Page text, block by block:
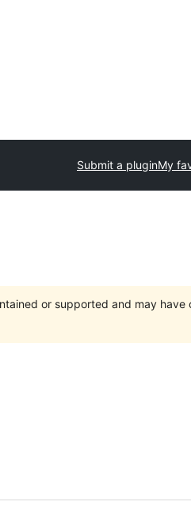
Submit a pluginMy
or supported and may have